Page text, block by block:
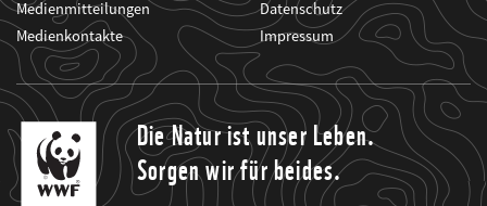
Medienmitteilungen
Medienkontakte
Datenschutz
Impressum
Die Natur ist unser Leben.
Sorgen wir für beides.